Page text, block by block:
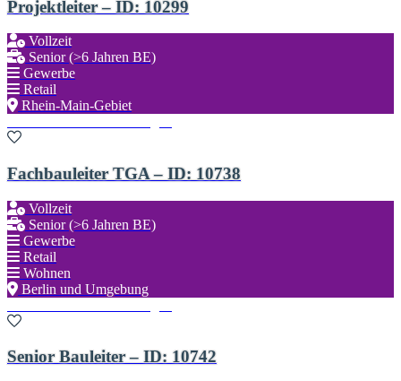
Projektleiter – ID: 10299
Vollzeit
Senior (>6 Jahren BE)
Gewerbe
Retail
Rhein-Main-Gebiet
Fachbauleiter TGA – ID: 10738
Vollzeit
Senior (>6 Jahren BE)
Gewerbe
Retail
Wohnen
Berlin und Umgebung
Senior Bauleiter – ID: 10742